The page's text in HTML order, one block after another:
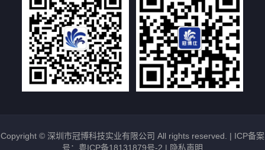
客户定制非标机参考
双槽三槽四槽五槽多槽系列
轮胎清洗机
多频 扫频
文章标签
超声波清洗机定制
超声波清洗机除油污
超声波清洗机除锈
超声波清洗机洗眼镜
Copyright © 深圳市冠博科技实业有限公司 All rights reserved. | ICP备案
号：粤ICP备18131879号-2 | 隐私声明